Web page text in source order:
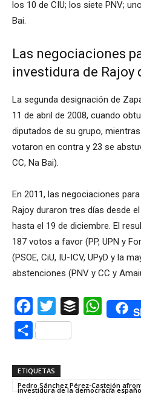
los 10 de CIU; los siete PNV;
Bai.
Las negociaciones
investidura de Rajoy
La segunda designación de
11 de abril de 2008, cuando
diputados de su grupo, mientras
votaron en contra y 23 se
CC, Na Bai).
En 2011, las negociaciones
Rajoy duraron tres días desde
hasta el 19 de diciembre. El
187 votos a favor (PP, UPN y
(PSOE, CiU, IU-ICV, UPyD y la
abstenciones (PNV y CC y
Facebook
Twitter Buffer
Compartir
ETIQUETAS
Pedro Sánchez Pérez-Castejón
investidura de la democracia